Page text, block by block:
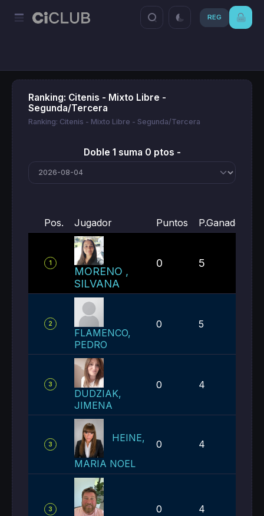
REG
Ranking: Citenis - Mixto Libre -
Segunda/Tercera
Ranking: Citenis - Mixto Libre - Segunda/Tercera
Doble 1 suma 0 ptos -
Pos. Jugador Puntos P.Ganados
1
MORENO ,
SILVANA
0 5
2
FLAMENCO,
PEDRO
0 5
3
DUDZIAK,
JIMENA
0 4
3
HEINE,
MARIA NOEL
0 4
3 0 4